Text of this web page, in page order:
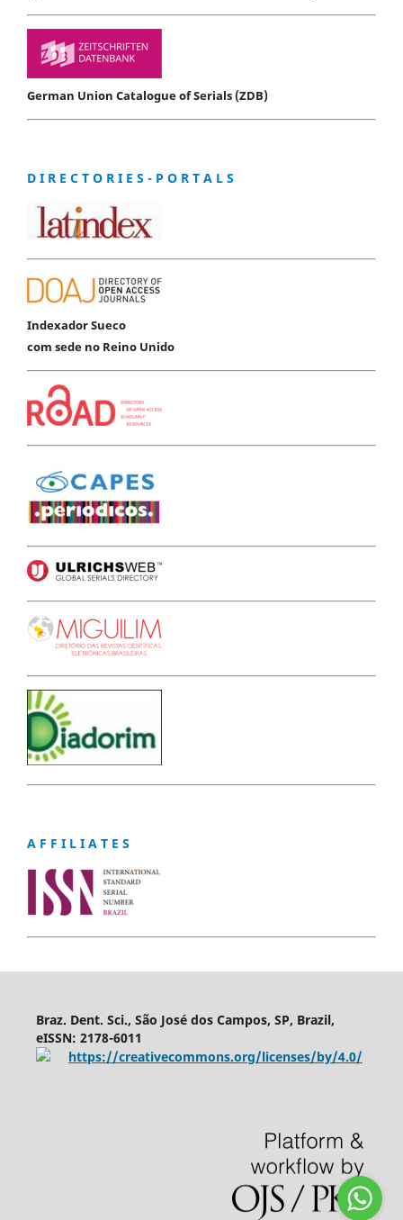
German Union Catalogue of Serials (ZDB)
D I R E C T O R I E S - P O R T A L S
Indexador Sueco
com sede no Reino Unido
A F F I L I A T E S
Braz. Dent. Sci., São José dos Campos, SP, Brazil,
eISSN: 2178-6011
https://creativecommons.org/licenses/by/4.0/